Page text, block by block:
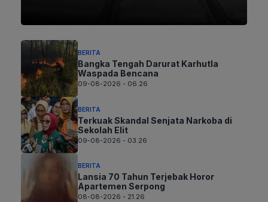
BERITA
Bangka Tengah Darurat Karhutla
Waspada Bencana
09-08-2026 - 06.26
BERITA
Terkuak Skandal Senjata Narkoba di
Sekolah Elit
09-08-2026 - 03.26
BERITA
Lansia 70 Tahun Terjebak Horor
Apartemen Serpong
08-08-2026 - 21.26